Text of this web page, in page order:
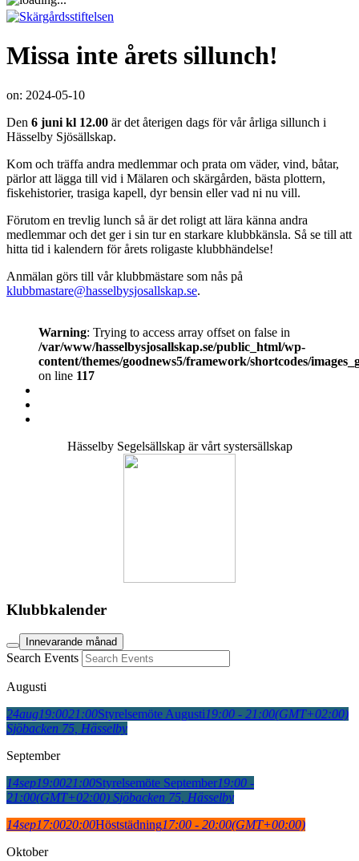
Missa inte årets sillunch!
on: 2024-05-10
Den 6 juni kl 12.00 är det återigen dags för vår årliga sillunch i
Hässelby Sjösällskap.
Kom och träffa andra medlemmar och prata om väder, vind, båtar,
pärlor att lägga till vid i Mälaren och skärgården, bästa plottern,
fiskehistorier, trasiga kapell, dyr bensin eller vad ni nu vill.
Förutom en trevlig lunch så är det roligt att lära känna andra
medlemmar och det ger i sin tur en starkare klubbkänsla. Så se till att
hitta tid i kalendern för årets roligaste klubbhändelse!
Anmälan görs till vår klubbmästare som nås på
klubbmastare@hasselbysjosallskap.se.
Warning: Trying to access array offset on false in
/var/www/hasselbysjosallskap.se/public_html/wp-
content/themes/goodnews5/framework/shortcodes/
on line 117
Hässelby Segelsällskap är vårt systersällskap
Klubbkalender
Innevarande månad
Search Events
Augusti
24aug19:0021:00Styrelsemöte Augusti19:00 - 21:00(GMT+02:00)
Sjöbacken 75, Hässelby
September
14sep19:0021:00Styrelsemöte September19:00 -
21:00(GMT+02:00) Sjöbacken 75, Hässelby
14sep17:0020:00Höststädning17:00 - 20:00(GMT+00:00)
Oktober